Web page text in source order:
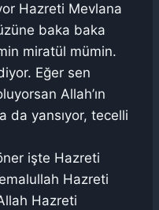
Hazreti Mevlana
baka baka
miratül mümin.
Eğer sen
Allah’ın
da yansıyor, tecelli
işte Hazreti
Hazreti
Hazreti